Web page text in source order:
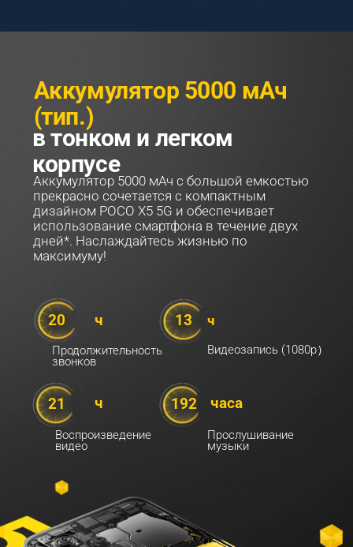
Аккумулятор 5000 мАч
(тип.)
в тонком и легком
корпусе
Аккумулятор 5000 мАч с большой емкостью
прекрасно сочетается с компактным
дизайном POCO X5 5G и обеспечивает
использование смартфона в течение двух
дней*. Наслаждайтесь жизнью по
максимуму!
20 ч
Продолжительность
звонков
13 ч
Видеозапись (1080p）
21 ч
Воспроизведение
видео
192 часа
Прослушивание
музыки